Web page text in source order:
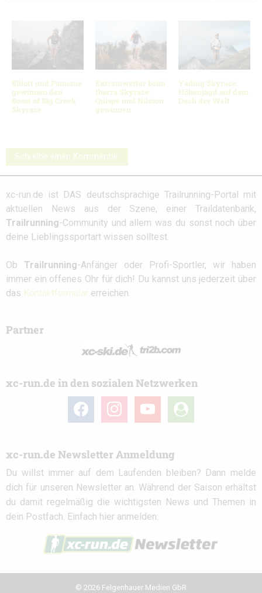
Elliott und Pannone
gewinnen den
Beast of Big Creek
Skyrace
Extremwetter beim
Ibarra Skyrace:
Quispe und Nilsson
gewinnen
Yading Skyrace:
Höhenjagd auf dem
Dach der Welt
Schreibe einen Kommentar
xc-run.de ist DAS deutschsprachige Trailrunning-Portal mit
aktuellen News aus der Szene, einer Traildatenbank,
Trailrunning-Community und allem was du sonst noch über
deine Lieblingssportart wissen solltest.
Ob Trailrunning-Anfänger oder Profi-Sportler, wir haben
immer ein offenes Ohr für dich! Du kannst uns jederzeit über
das Kontaktformular erreichen.
Partner
xc-run.de in den sozialen Netzwerken
facebook instagramyoutube
user-
circle
xc-run.de Newsletter Anmeldung
Du willst immer auf dem Laufenden bleiben? Dann melde
dich für unseren Newsletter an. Während der Saison erhältst
du damit regelmäßig die wichtigsten News und Themen in
dein Postfach. Einfach hier anmelden:
© 2026 Felgenhauer Medien GbR